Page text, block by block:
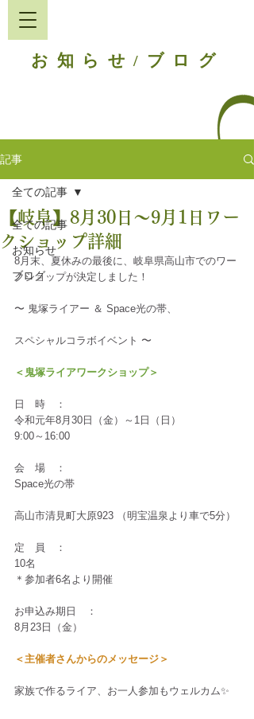
お知らせ / ブログ
記事
全ての記事
お知らせ
ブログ
全ての記事
【岐阜】8月30日〜9月1日ワー
クショップ詳細
8月末、夏休みの最後に、岐阜県高山市でのワー
クショップが決定しました！
〜 鬼塚ライアー ＆ Space光の帯、
スペシャルコラボイベント 〜
＜鬼塚ライアワークショップ＞
日　時　：
令和元年8月30日（金）～1日（日）
9:00～16:00
会　場　：
Space光の帯
高山市清見町大原923 （明宝温泉より車で5分）
定　員　：
10名
＊参加者6名より開催
お申込み期日　：
8月23日（金）
＜主催者さんからのメッセージ＞
家族で作るライア、お一人参加もウェルカム✨